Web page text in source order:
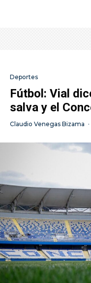
Deportes
Fútbol: Vial
salva y el
Claudio Venegas Bizama ·